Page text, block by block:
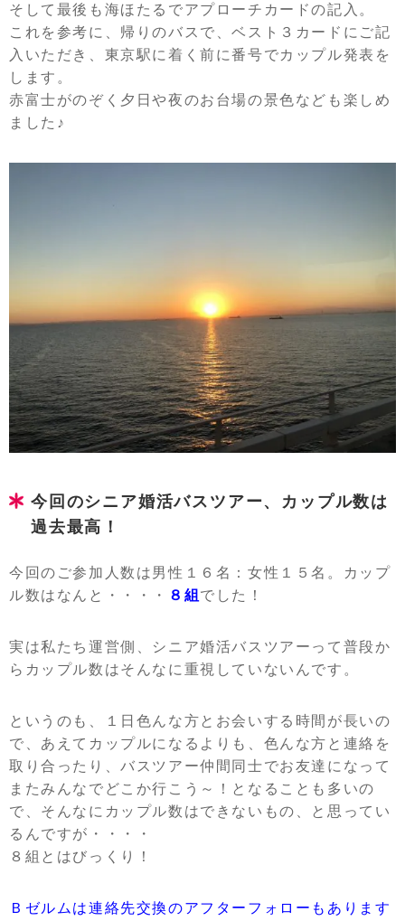
そして最後も海ほたるでアプローチカードの記入。
これを参考に、帰りのバスで、ベスト３カードにご記
入いただき、東京駅に着く前に番号でカップル発表を
します。
赤富士がのぞく夕日や夜のお台場の景色なども楽しめ
ました♪
今回のシニア婚活バスツアー、カップル数は
過去最高！
今回のご参加人数は男性１６名：女性１５名。カップ
ル数はなんと・・・・
８組 でした！
実は私たち運営側、シニア婚活バスツアーって普段か
らカップル数はそんなに重視していないんです。
というのも、１日色んな方とお会いする時間が長いの
で、あえてカップルになるよりも、色んな方と連絡を
取り合ったり、バスツアー仲間同士でお友達になって
またみんなでどこか行こう～！となることも多いの
で、そんなにカップル数はできないもの、と思ってい
るんですが・・・・
８組とはびっくり！
Ｂゼルムは連絡先交換のアフターフォローもあります